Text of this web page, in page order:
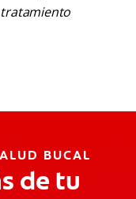
BUCAL
de tu